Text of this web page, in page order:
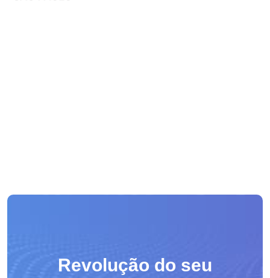
Revolução do seu